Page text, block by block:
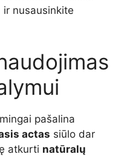
ir nusausinkite
pašalina
actas siūlo dar
atkurti natūralų